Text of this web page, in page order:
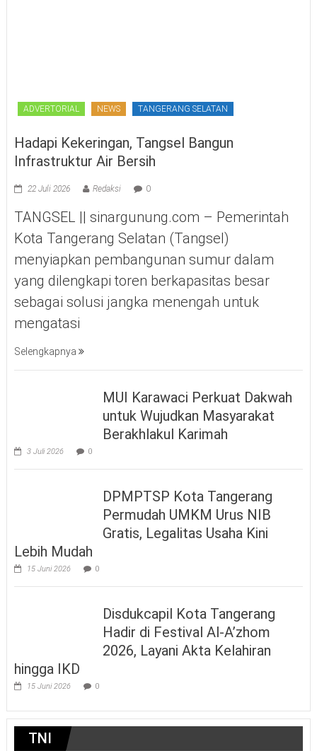
ADVERTORIAL NEWS TANGERANG SELATAN
Hadapi Kekeringan, Tangsel Bangun
Infrastruktur Air Bersih
22 Juli 2026 Redaksi 0
TANGSEL || sinargunung.com – Pemerintah
Kota Tangerang Selatan (Tangsel)
menyiapkan pembangunan sumur dalam
yang dilengkapi toren berkapasitas besar
sebagai solusi jangka menengah untuk
mengatasi
Selengkapnya
MUI Karawaci Perkuat Dakwah
untuk Wujudkan Masyarakat
Berakhlakul Karimah
3 Juli 2026 0
DPMPTSP Kota Tangerang
Permudah UMKM Urus NIB
Gratis, Legalitas Usaha Kini
Lebih Mudah
15 Juni 2026 0
Disdukcapil Kota Tangerang
Hadir di Festival Al-A’zhom
2026, Layani Akta Kelahiran
hingga IKD
15 Juni 2026 0
TNI